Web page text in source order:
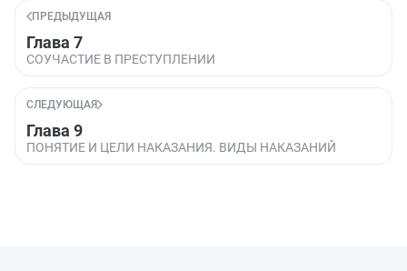
ПРЕДЫДУЩАЯ
Глава 7
СОУЧАСТИЕ В ПРЕСТУПЛЕНИИ
СЛЕДУЮЩАЯ
Глава 9
ПОНЯТИЕ И ЦЕЛИ НАКАЗАНИЯ. ВИДЫ НАКАЗАНИЙ